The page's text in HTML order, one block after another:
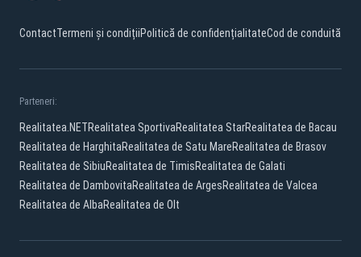
ContactTermeni și condițiiPolitică de confidențialitateCod de conduită
Parteneri:
Realitatea.NETRealitatea SportivaRealitatea StarRealitatea de Bacau
Realitatea de HarghitaRealitatea de Satu MareRealitatea de Brasov
Realitatea de SibiuRealitatea de TimisRealitatea de Galati
Realitatea de DambovitaRealitatea de ArgesRealitatea de Valcea
Realitatea de AlbaRealitatea de Olt